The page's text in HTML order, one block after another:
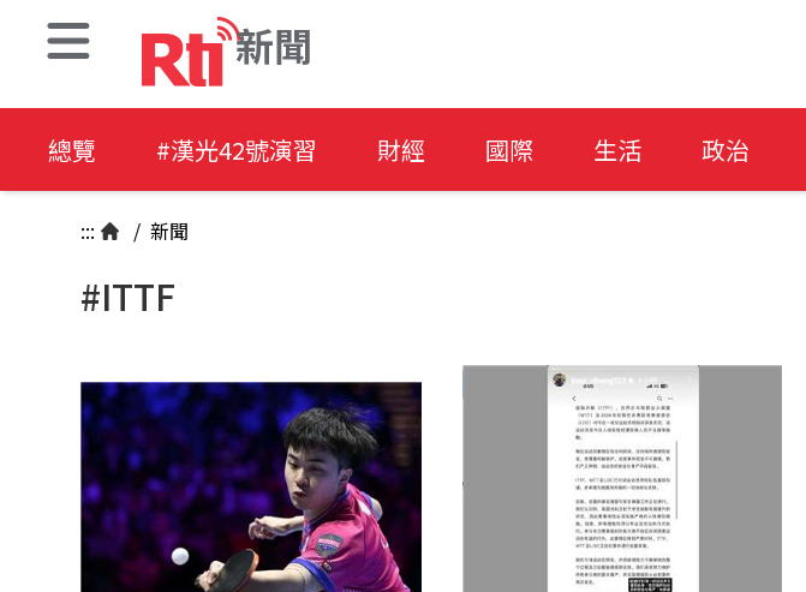
新聞
總覽 #漢光42號演習 財經 國際 生活 政治
::: / 新聞
#ITTF